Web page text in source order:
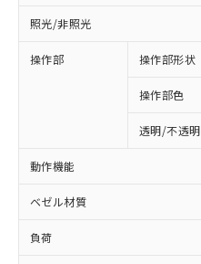
照光/非照光
操作部 操作部形状
操作部色
透明/不透明
動作機能
ベゼル材質
負荷